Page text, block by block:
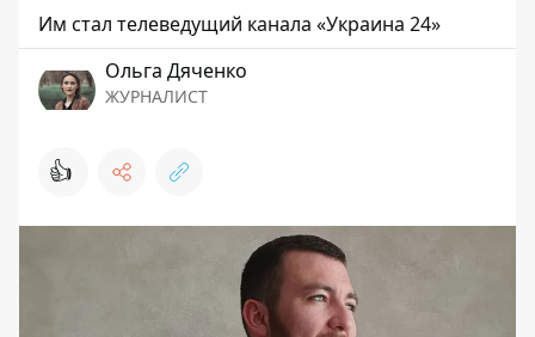
Им стал телеведущий канала «Украина 24»
Ольга Дяченко
ЖУРНАЛИСТ
👍